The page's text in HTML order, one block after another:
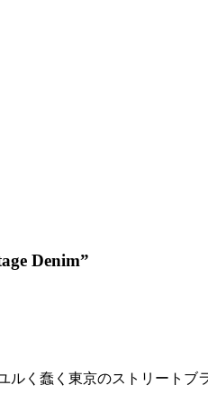
Denim”
ルく蠢く東京のストリートブ